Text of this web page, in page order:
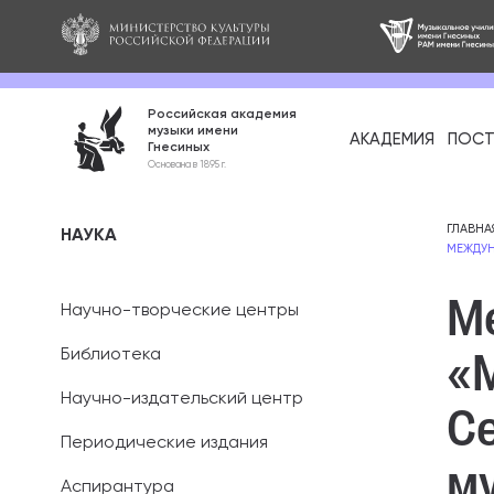
Российская академия
музыки имени
Гнесиных
Основана в 1895 г.
АКАДЕМИЯ
Бакалавриат
Магистратура
Аспирантура
НАУКА
Научно-творческие центры
Библиотека
Научно-издательский центр
Периодические издания
Аспирантура